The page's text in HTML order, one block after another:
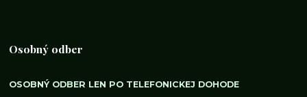
Osobný odber
OSOBNÝ ODBER LEN PO TELEFONICKEJ DOHODE